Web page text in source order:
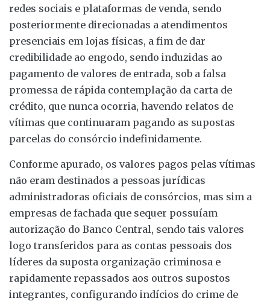
redes sociais e plataformas de venda, sendo
posteriormente direcionadas a atendimentos
presenciais em lojas físicas, a fim de dar
credibilidade ao engodo, sendo induzidas ao
pagamento de valores de entrada, sob a falsa
promessa de rápida contemplação da carta de
crédito, que nunca ocorria, havendo relatos de
vítimas que continuaram pagando as supostas
parcelas do consórcio indefinidamente.
Conforme apurado, os valores pagos pelas vítimas
não eram destinados a pessoas jurídicas
administradoras oficiais de consórcios, mas sim a
empresas de fachada que sequer possuíam
autorização do Banco Central, sendo tais valores
logo transferidos para as contas pessoais dos
líderes da suposta organização criminosa e
rapidamente repassados aos outros supostos
integrantes, configurando indícios do crime de